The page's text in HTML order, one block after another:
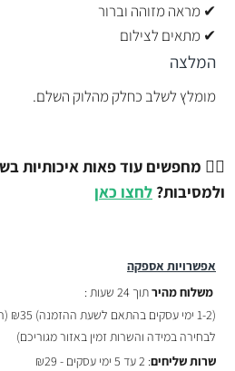
אפשרויות אספקה
משלוח מהירתוך 24 שעות :
(1-2 ימי עסקים בהתאם לשעת ההזמנה)
לבחירה במידה והשרות זמין באזור מגוריכם)
שרות שליחים: 2 עד 5 ימי עסקים - ₪29
💇‍♂️ מחפשים עוד פאות איכותיות
ולמסיבות? לחצו כאן
✔ מראה מזוהה וברור
✔ מתאים לצילום
המלצה
מומלץ לשלב כחלק מהלוק השלם.